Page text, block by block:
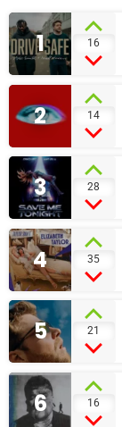
1 16
2 14
3 28
4 35
5 21
6 16